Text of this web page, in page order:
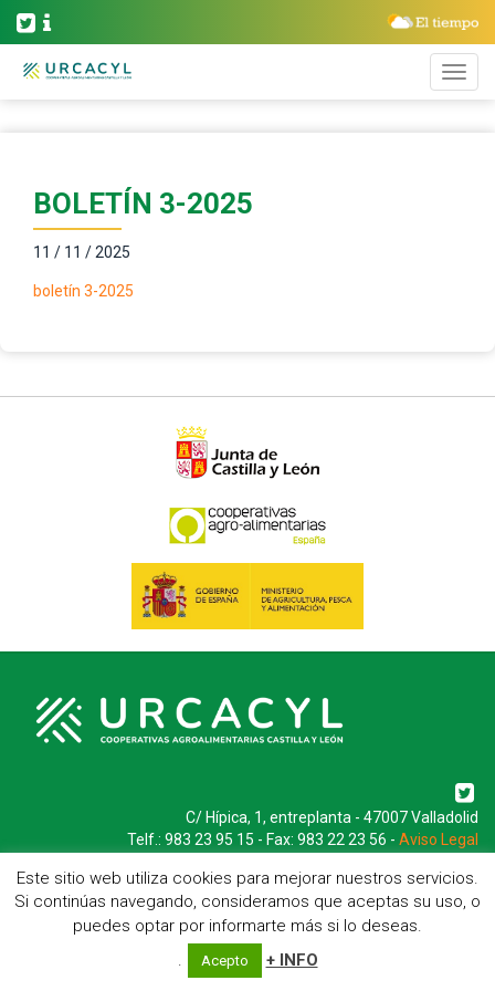
BOLETÍN 3-2025
11 / 11 / 2025
boletín 3-2025
C/ Hípica, 1, entreplanta - 47007 Valladolid
Telf.: 983 23 95 15 - Fax: 983 22 23 56 - Aviso Legal
Este sitio web utiliza cookies para mejorar nuestros servicios.
Si continúas navegando, consideramos que aceptas su uso, o
puedes optar por informarte más si lo deseas.
.
Acepto + INFO